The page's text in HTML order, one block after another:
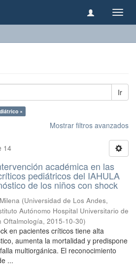
Ir
×
Mostrar filtros avanzados
14
académica en las
pediátricos del IAHULA
de los niños con shock
(Universidad de Los Andes,
Autónomo Hospital Universitario de
Oftalmología, 2015-10-30)
en pacientes críticos tiene alta
aumenta la mortalidad y predispone
multiorgánica. El reconocimiento
...